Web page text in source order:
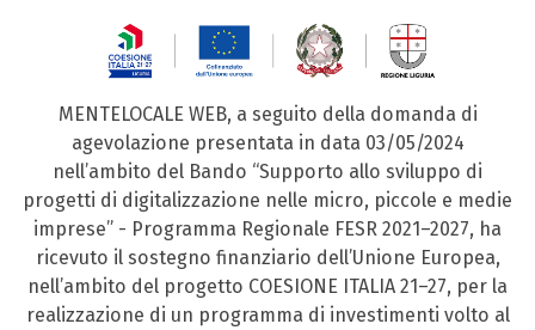
MENTELOCALE WEB, a seguito della domanda di
agevolazione presentata in data 03/05/2024
nell’ambito del Bando “Supporto allo sviluppo di
progetti di digitalizzazione nelle micro, piccole e medie
imprese” - Programma Regionale FESR 2021–2027, ha
ricevuto il sostegno finanziario dell’Unione Europea,
nell’ambito del progetto COESIONE ITALIA 21–27, per la
realizzazione di un programma di investimenti volto al